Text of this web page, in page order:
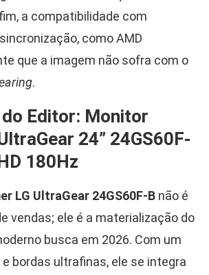
a compatibilidade com
como AMD
que a imagem não sofra com o
.
Editor: Monitor
24” 24GS60F-
180Hz
LG UltraGear 24GS60F-B não é
vendas; ele é a materialização do
busca em 2026. Com um
bordas ultrafinas, ele se integra